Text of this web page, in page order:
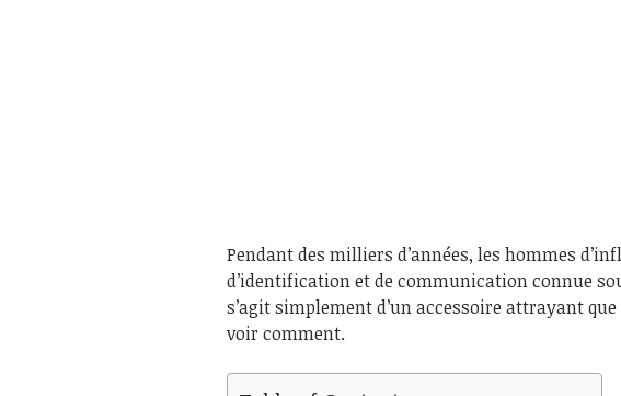
Pendant des milliers d’années, les hommes
d’identification et de communication connue
s’agit simplement d’un accessoire attrayant
voir comment.